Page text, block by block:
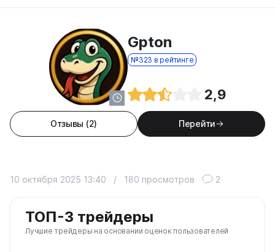
Gpton
№323 в рейтинге
2,9
Отзывы (2) Перейти
10 октября 2025 13:40 / 180 просмотров 2
ТОП-3 трейдеры
Лучшие трейдеры на основании оценок пользователей